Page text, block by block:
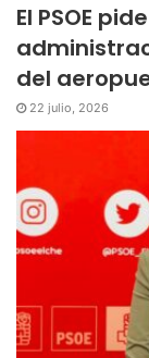
El PSOE
del
22 julio, 2026